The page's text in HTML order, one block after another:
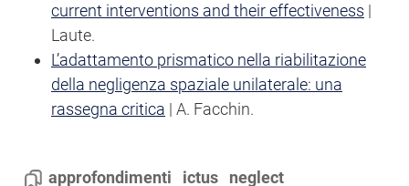
current interventions and their effectiveness |
Laute.
L’adattamento prismatico nella riabilitazione
della negligenza spaziale unilaterale: una
rassegna critica | A. Facchin.
approfondimenti ictus neglect